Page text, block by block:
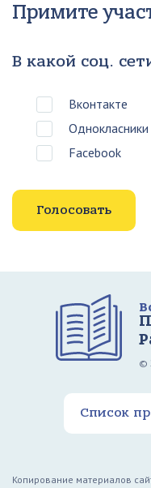
Примите
В какой соц.
Вконтакте
Однокласники
Facebook
©
Список
Копирование материалов